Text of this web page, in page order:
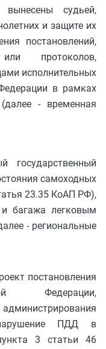
судьей,
и защите их
постановлений,
протоколов,
исполнительных
в рамках
- временная
государственный
самоходных
23.35 КоАП РФ),
багажа легковым
- региональные
постановления
Федерации,
ПДД в
3 статьи 46